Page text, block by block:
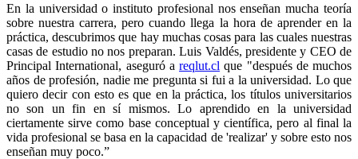
En la universidad o instituto profesional nos enseñan mucha teoría
sobre nuestra carrera, pero cuando llega la hora de aprender en la
práctica, descubrimos que hay muchas cosas para las cuales nuestras
casas de estudio no nos preparan. Luis Valdés, presidente y CEO de
Principal International, aseguró a reqlut.cl que "después de muchos
años de profesión, nadie me pregunta si fui a la universidad. Lo que
quiero decir con esto es que en la práctica, los títulos universitarios
no son un fin en sí mismos. Lo aprendido en la universidad
ciertamente sirve como base conceptual y científica, pero al final la
vida profesional se basa en la capacidad de 'realizar' y sobre esto nos
enseñan muy poco.”